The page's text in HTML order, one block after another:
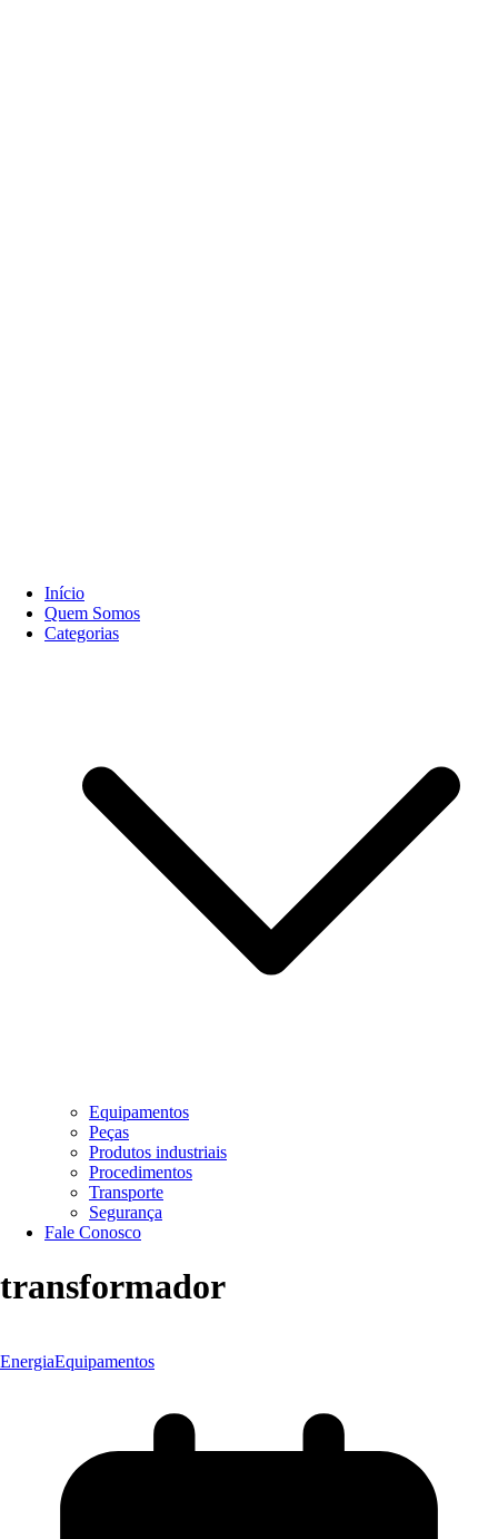
Início
Quem Somos
Categorias
Equipamentos
Peças
Produtos industriais
Procedimentos
Transporte
Segurança
Fale Conosco
transformador
EnergiaEquipamentos